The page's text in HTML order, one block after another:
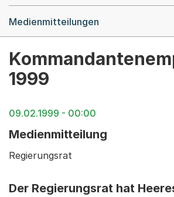
Medienmitteilungen
1999
09.02.1999 - 00:00
Medienmitteilung
Regierungsrat
Der Regierungsrat hat